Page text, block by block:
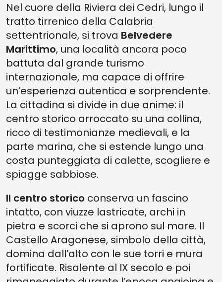
Nel cuore della Riviera dei Cedri, lungo il
tratto tirrenico della Calabria
settentrionale, si trova Belvedere
Marittimo, una località ancora poco
battuta dal grande turismo
internazionale, ma capace di offrire
un’esperienza autentica e sorprendente.
La cittadina si divide in due anime: il
centro storico arroccato su una collina,
ricco di testimonianze medievali, e la
parte marina, che si estende lungo una
costa punteggiata di calette, scogliere e
spiagge sabbiose.
Il centro storico conserva un fascino
intatto, con viuzze lastricate, archi in
pietra e scorci che si aprono sul mare. Il
Castello Aragonese, simbolo della città,
domina dall’alto con le sue torri e mura
fortificate. Risalente al IX secolo e poi